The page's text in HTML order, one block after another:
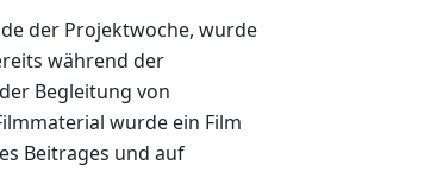
der Projektwoche, wurde
während der
Begleitung von
wurde ein Film
Beitrages und auf